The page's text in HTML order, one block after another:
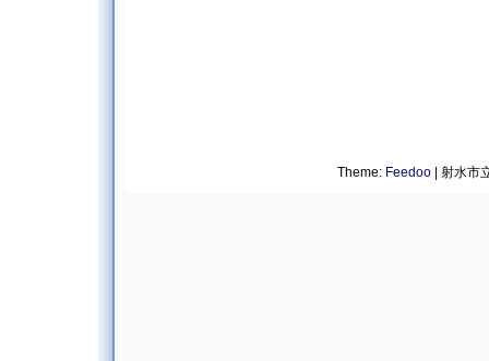
Theme: Feedoo| 射水市